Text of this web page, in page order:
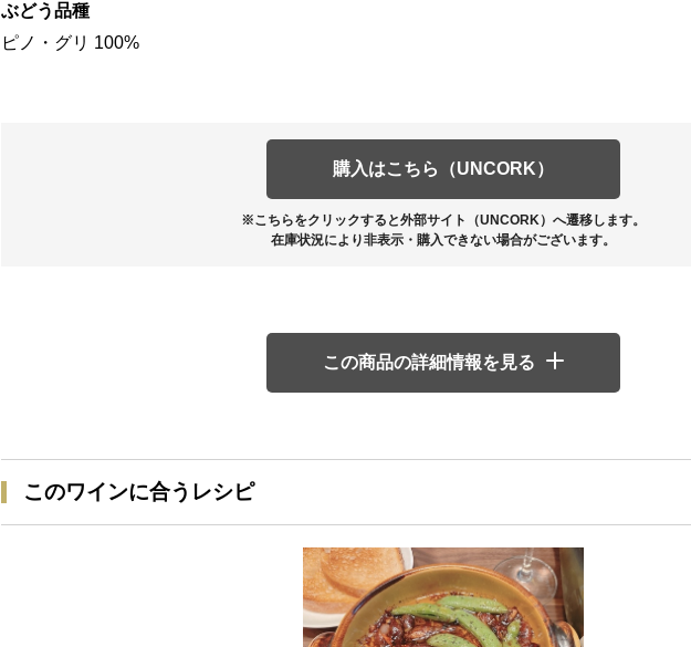
ぶどう品種
ピノ・グリ 100%
購入はこちら（UNCORK）
※こちらをクリックすると外部サイト（UNCORK）へ遷移します。
在庫状況により非表示・購入できない場合がございます。
この商品の詳細情報を見る
このワインに合うレシピ